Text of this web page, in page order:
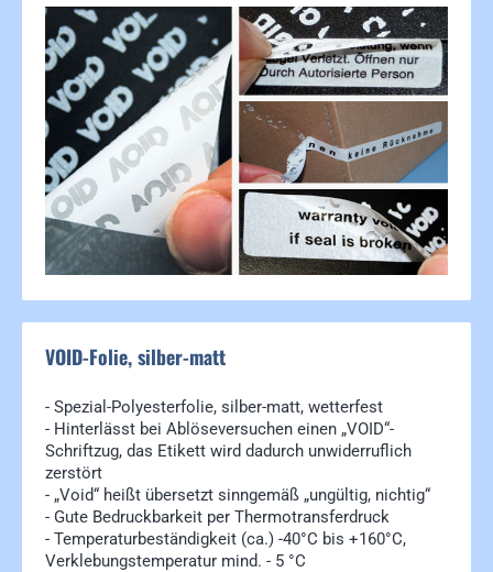
Bildergalerie überspringen
VOID-Folie, silber-matt
- Spezial-Polyesterfolie, silber-matt, wetterfest
- Hinterlässt bei Ablöseversuchen einen „VOID“-
Schriftzug, das Etikett wird dadurch unwiderruflich
zerstört
- „Void“ heißt übersetzt sinngemäß „ungültig, nichtig“
- Gute Bedruckbarkeit per Thermotransferdruck
- Temperaturbeständigkeit (ca.) -40°C bis +160°C,
Verklebungstemperatur mind. - 5 °C